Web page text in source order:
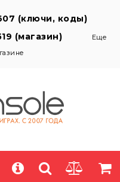
(ключи, коды)
(магазин)
Еще